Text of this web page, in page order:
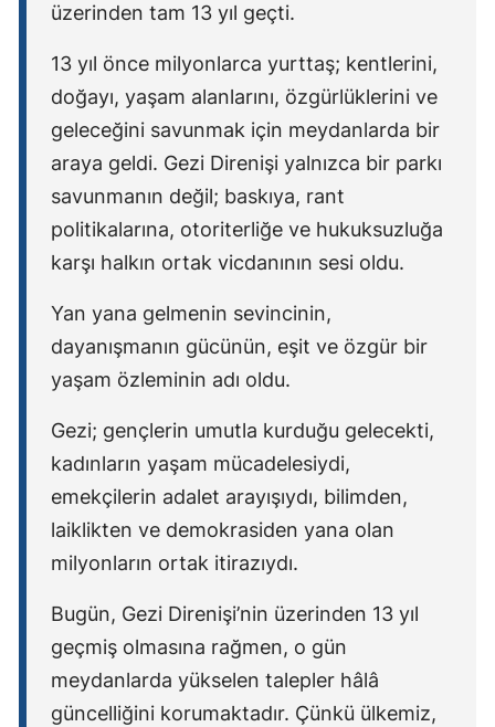
üzerinden tam 13 yıl geçti.
13 yıl önce milyonlarca yurttaş; kentlerini,
doğayı, yaşam alanlarını, özgürlüklerini ve
geleceğini savunmak için meydanlarda bir
araya geldi. Gezi Direnişi yalnızca bir parkı
savunmanın değil; baskıya, rant
politikalarına, otoriterliğe ve hukuksuzluğa
karşı halkın ortak vicdanının sesi oldu.
Yan yana gelmenin sevincinin,
dayanışmanın gücünün, eşit ve özgür bir
yaşam özleminin adı oldu.
Gezi; gençlerin umutla kurduğu gelecekti,
kadınların yaşam mücadelesiydi,
emekçilerin adalet arayışıydı, bilimden,
laiklikten ve demokrasiden yana olan
milyonların ortak itirazıydı.
Bugün, Gezi Direnişi’nin üzerinden 13 yıl
geçmiş olmasına rağmen, o gün
meydanlarda yükselen talepler hâlâ
güncelliğini korumaktadır. Çünkü ülkemiz,